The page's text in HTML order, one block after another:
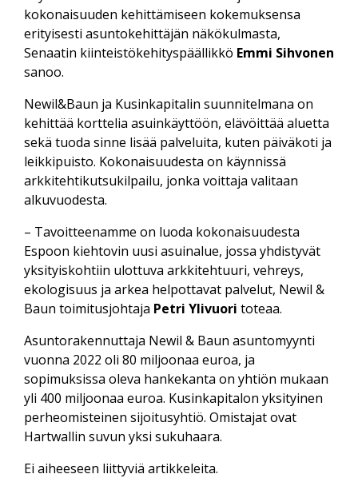
kokonaisuuden kehittämiseen kokemuksensa
erityisesti asuntokehittäjän näkökulmasta,
Senaatin kiinteistökehityspäällikkö Emmi Sihvonen
sanoo.
Newil&Baun ja Kusinkapitalin suunnitelmana on
kehittää korttelia asuinkäyttöön, elävöittää aluetta
sekä tuoda sinne lisää palveluita, kuten päiväkoti ja
leikkipuisto. Kokonaisuudesta on käynnissä
arkkitehtikutsukilpailu, jonka voittaja valitaan
alkuvuodesta.
– Tavoitteenamme on luoda kokonaisuudesta
Espoon kiehtovin uusi asuinalue, jossa yhdistyvät
yksityiskohtiin ulottuva arkkitehtuuri, vehreys,
ekologisuus ja arkea helpottavat palvelut, Newil &
Baun toimitusjohtaja Petri Ylivuori toteaa.
Asuntorakennuttaja Newil & Baun asuntomyynti
vuonna 2022 oli 80 miljoonaa euroa, ja
sopimuksissa oleva hankekanta on yhtiön mukaan
yli 400 miljoonaa euroa. Kusinkapitalon yksityinen
perheomisteinen sijoitusyhtiö. Omistajat ovat
Hartwallin suvun yksi sukuhaara.
Ei aiheeseen liittyviä artikkeleita.